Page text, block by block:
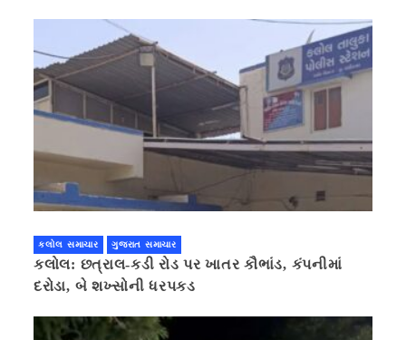
કલોલ સમાચાર ગુજરાત સમાચાર
કલોલ: છત્રાલ-કડી રોડ પર ખાતર કૌભાંડ, કંપનીમાં
દરોડા, બે શખ્સોની ધરપકડ